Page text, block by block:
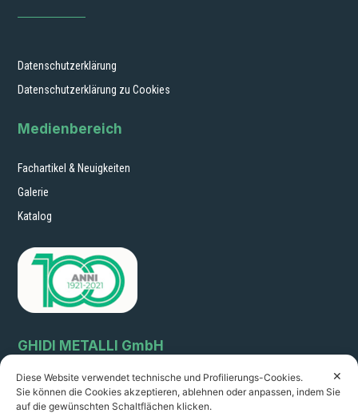
Datenschutzerklärung
Datenschutzerklärung zu Cookies
Medienbereich
Fachartikel & Neuigkeiten
Galerie
Katalog
GHIDI METALLI GmbH
Via Circonvallazione 64
51011 Borgo a Buggiano (Pistoia) Italien sales@ghidimetalli.it
✕
Diese Website verwendet technische und Profilierungs-Cookies.
Sie können die Cookies akzeptieren, ablehnen oder anpassen, indem Sie
auf die gewünschten Schaltflächen klicken.